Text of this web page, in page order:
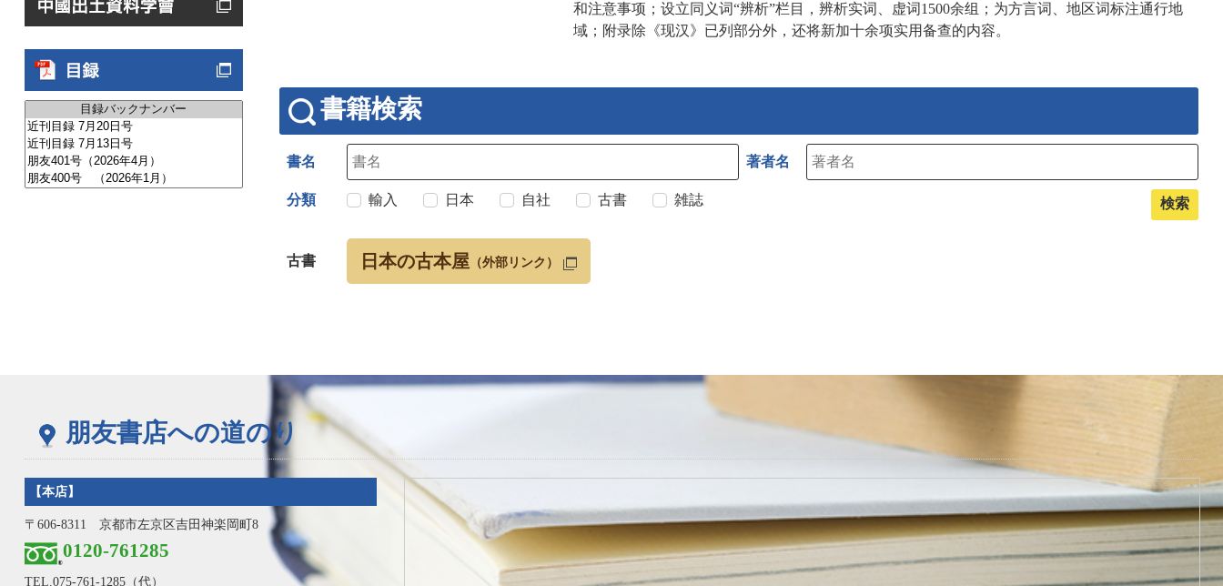
和注意事项；设立同义词“辨析”栏目，辨析实词、虚词1500余组；为方言词、地区词标注通行地
域；附录除《现汉》已列部分外，还将新加十余项实用备查的内容。
書籍検索
書名 著者名
分類 輸入 日本 自社 古書 雑誌
古書 日本の古本屋 （外部リンク）
朋友書店への道のり
【本店】
〒606-8311 京都市左京区吉田神楽岡町8
0120-761285
TEL. 075-761-1285（代）